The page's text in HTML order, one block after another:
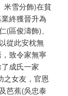
米雪分飾)在貧
終獲晉升為
區俊濤飾)、
從此安枕無
致令家無寧
成氏一家
之女友，官恩
芭蕉(吳忠泰